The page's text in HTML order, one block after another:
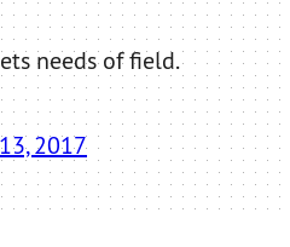
needs of field.
2017